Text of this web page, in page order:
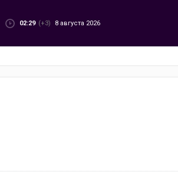
02:29 (+3) 8 августа 2026